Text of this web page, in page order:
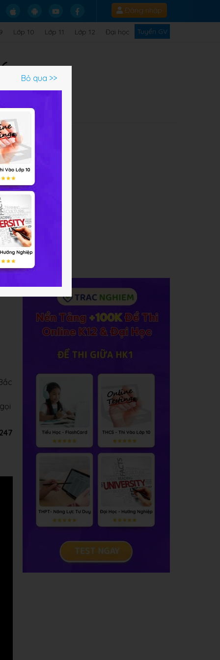
Đăng nhập
Lớp 10 Lớp 11 Lớp 12 Đại học Tuyển GV
Bỏ qua >>